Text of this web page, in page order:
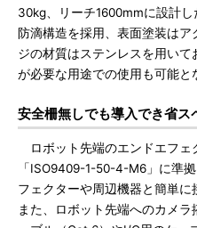
30kg、リーチ1600mmに設計
防滴構造を採用、表面塗装は
ジの材質はステンレスを用い
が必要な用途での使用も可能と
安全柵無しでも導入でき省ス
ロボット先端のエンドエフェ
「ISO9409-1-50-4-M6」に準
フェクターや周辺機器と簡単に
また、ロボット先端へのカメ